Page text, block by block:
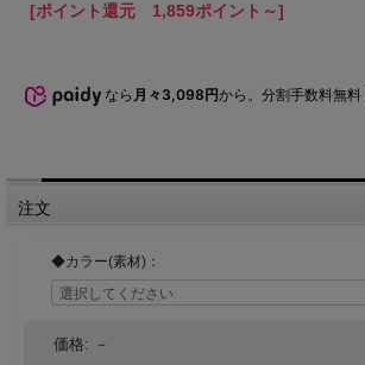
[ポイント還元 1,859ポイント～]
なら 月々3,098円から。分割手数料無料
注文
◆カラー(素材)：
価格: －